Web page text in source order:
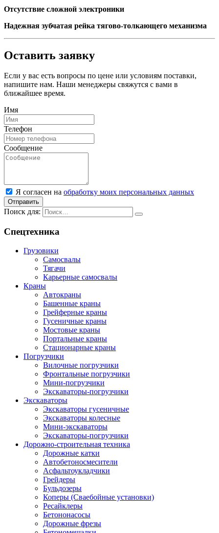
Отсутствие сложной электроники
Надежная зубчатая рейка тягово-толкающего механизма
Оставить заявку
Если у вас есть вопросы по цене или условиям поставки,
напишите нам. Наши менеджеры свяжутся с вами в
ближайшее время.
Имя
Телефон
Сообщение
Я согласен на обработку моих персональных данных
Отправить
Поиск для:
Спецтехника
Грузовики
Самосвалы
Тягачи
Карьерные самосвалы
Краны
Автокраны
Башенные краны
Грейферные краны
Гусеничные краны
Мостовые краны
Портальные краны
Стационарные краны
Погрузчики
Вилочные погрузчики
Фронтальные погрузчики
Мини-погрузчики
Экскаваторы-погрузчики
Экскаваторы
Экскаваторы гусеничные
Экскаваторы колесные
Мини-экскаваторы
Экскаваторы-погрузчики
Дорожно-строительная техника
Дорожные катки
Автобетоносмесители
Асфальтоукладчики
Грейдеры
Бульдозеры
Коперы (Сваебойные установки)
Ресайклеры
Бетононасосы
Дорожные фрезы